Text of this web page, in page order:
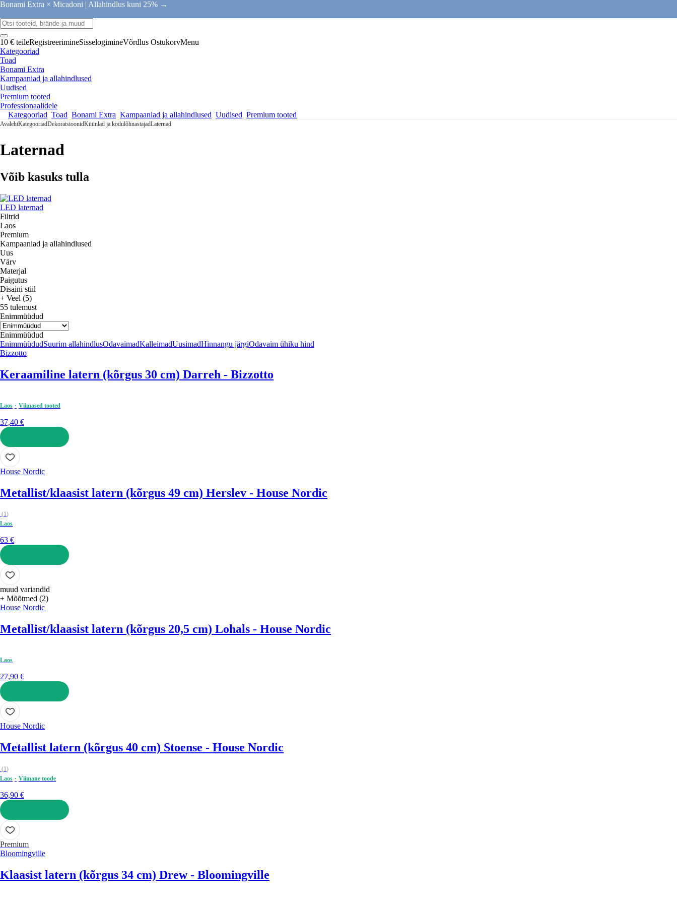
Bonami Extra × Micadoni | Allahindlus kuni 25% →
10 € teileRegistreerimineSisselogimineVõrdlus OstukorvMenu
Kategooriad
Toad
Bonami Extra
Kampaaniad ja allahindlused
Uudised
Premium tooted
Professionaalidele
Kategooriad Toad Bonami Extra Kampaaniad ja allahindlused Uudised Premium tooted
AvalehtKategooriadDekoratsioonidKüünlad ja kodulõhnastajadLaternad
Laternad
Võib kasuks tulla
LED laternad
Filtrid
Laos
Premium
Kampaaniad ja allahindlused
Uus
Värv
Materjal
Paigutus
Disaini stiil
+ Veel (5)
55 tulemust
Enimmüüdud
Enimmüüdud
EnimmüüdudSuurim allahindlusOdavaimadKalleimadUusimadHinnangu järgiOdavaim ühiku hind
Bizzotto
Keraamiline latern (kõrgus 30 cm) Darreh - Bizzotto
Laos Viimased tooted
37,40 €
LISA OSTUKORVI
House Nordic
Metallist/klaasist latern (kõrgus 49 cm) Herslev - House Nordic
(1)
Laos
63 €
LISA OSTUKORVI
muud variandid
+ Mõõtmed (2)
House Nordic
Metallist/klaasist latern (kõrgus 20,5 cm) Lohals - House Nordic
Laos
27,90 €
LISA OSTUKORVI
House Nordic
Metallist latern (kõrgus 40 cm) Stoense - House Nordic
(1)
Laos
Viimane toode
36,90 €
LISA OSTUKORVI
Premium
Bloomingville
Klaasist latern (kõrgus 34 cm) Drew - Bloomingville